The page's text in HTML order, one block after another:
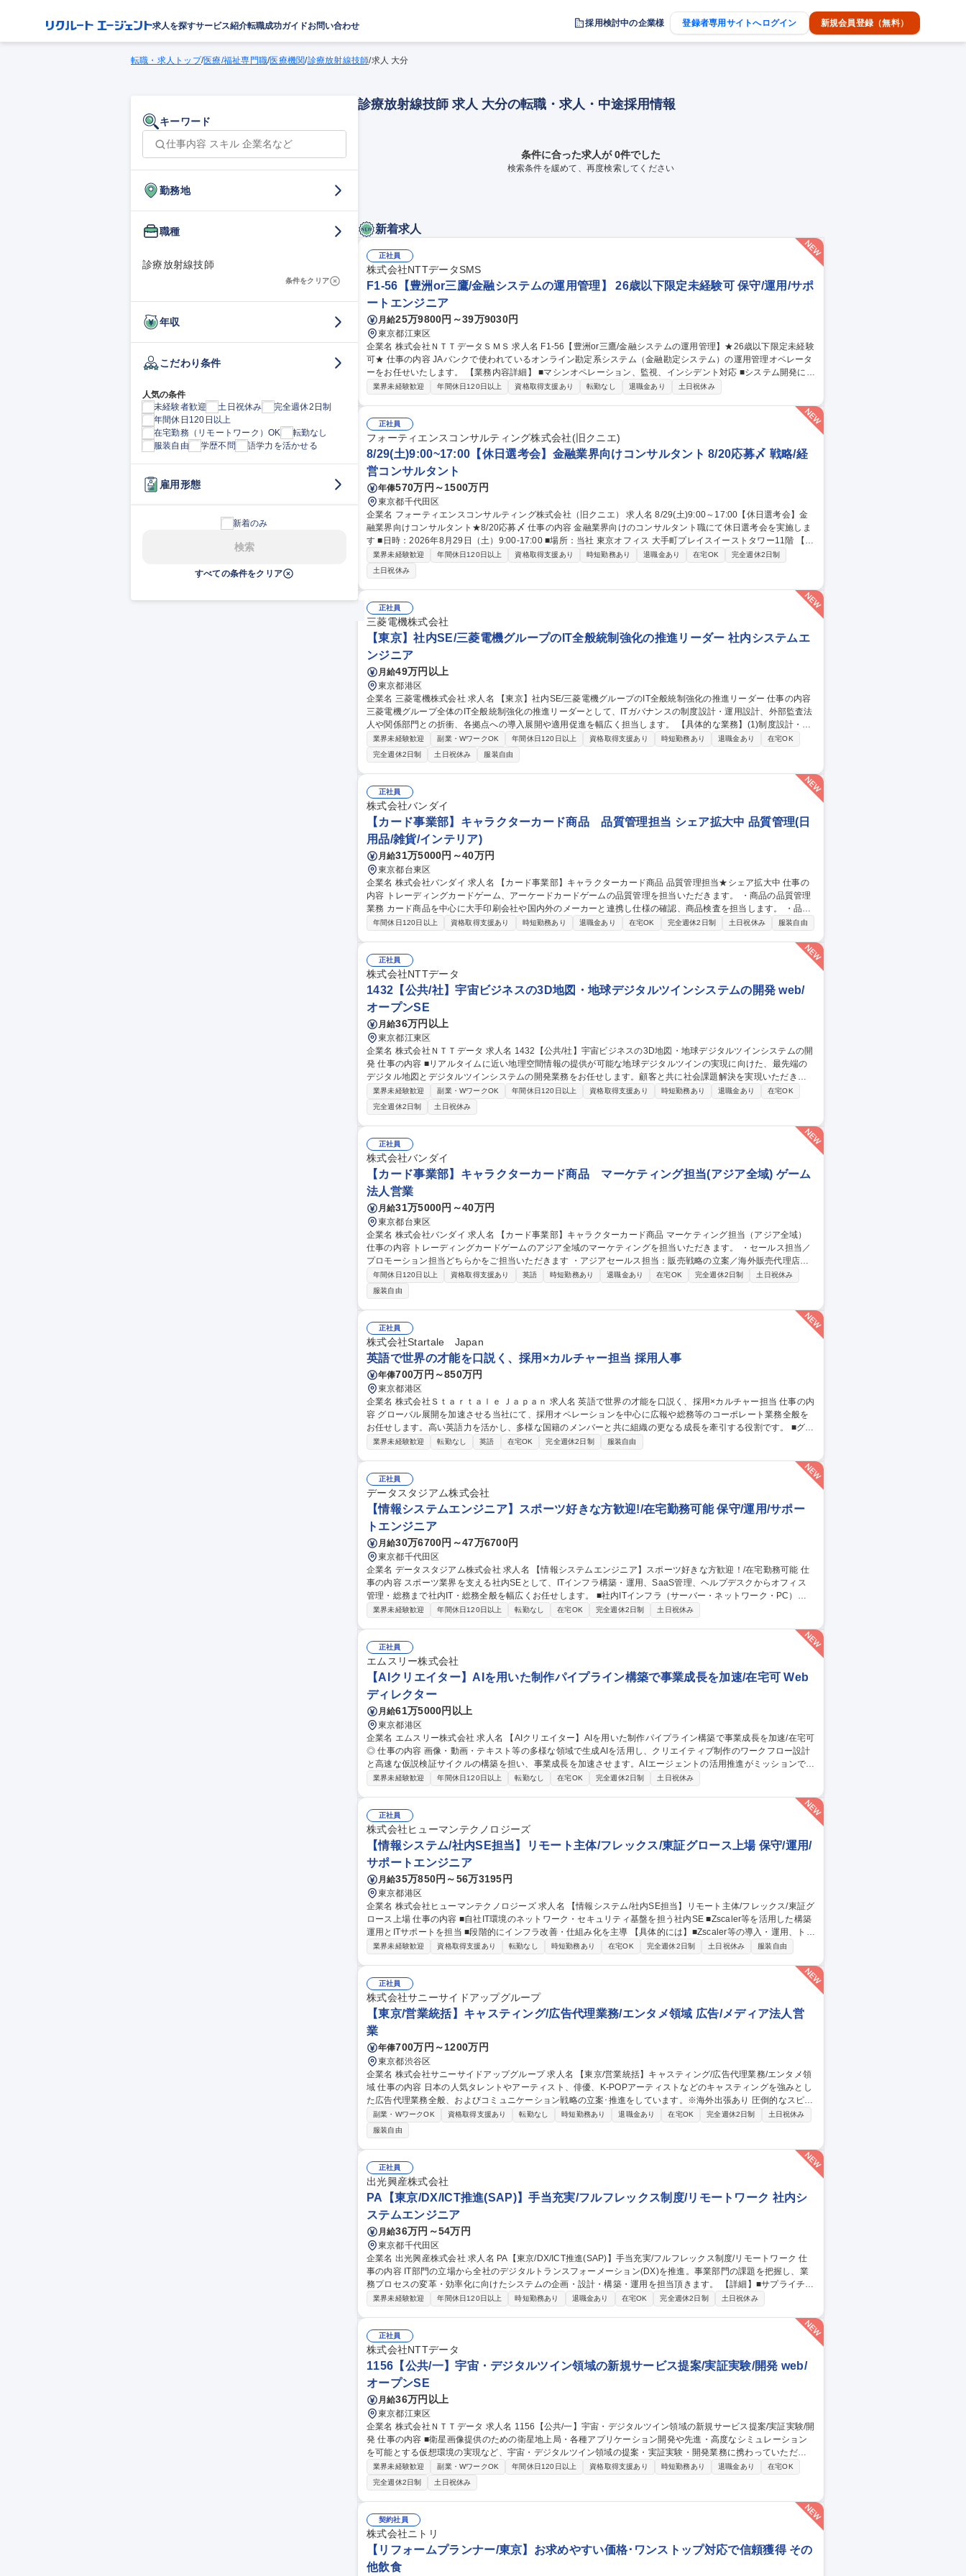
求人を探すサービス紹介転職成功ガイドお問い合わせ 採用検討中の企業様 登録者専用サイトへログイン 新規会員登録（無料）
転職・求人トップ/医療/福祉専門職/医療機関/診療放射線技師/求人 大分
キーワード
勤務地
職種
診療放射線技師
条件をクリア
年収
こだわり条件
人気の条件
未経験者歓迎
土日祝休み
完全週休2日制
年間休日120日以上
在宅勤務（リモートワーク）OK
転勤なし
服装自由
学歴不問 語学力を活かせる
雇用形態
新着のみ
検索
すべての条件をクリア
診療放射線技師 求人 大分の転職・求人・中途採用情報
条件に合った求人が 0件でした
検索条件を緩めて、再度検索してください
新着求人
正社員
株式会社NTTデータSMS
F1-56【豊洲or三鷹/金融システムの運用管理】 26歳以下限定未経験可 保守/運用/サポ
ートエンジニア
月給25万9800円～39万9030円
東京都江東区
企業名 株式会社ＮＴＴデータＳＭＳ 求人名 F1-56【豊洲or三鷹/金融システムの運用管理】★26歳以下限定未経験
可★ 仕事の内容 JAバンクで使われているオンライン勘定系システム（金融勘定システム）の運用管理オペレータ
ーをお任せいたします。 【業務内容詳細】 ■マシンオペレーション、監視、インシデント対応 ■システム開発に伴
う運用受け入れ推進 ■改善活動、各種報告書作成 【業務の魅力】 ITILに基づいた大規模金融システムの運用業務
業界未経験歓迎 年間休日120日以上 資格取得支援あり 転勤なし 退職金あり 土日祝休み
正社員
フォーティエンスコンサルティング株式会社(旧クニエ)
8/29(土)9:00~17:00【休日選考会】金融業界向けコンサルタント 8/20応募〆 戦略/経
営コンサルタント
年俸570万円～1500万円
東京都千代田区
企業名 フォーティエンスコンサルティング株式会社（旧クニエ） 求人名 8/29(土)9:00～17:00【休日選考会】金
融業界向けコンサルタント★8/20応募〆 仕事の内容 金融業界向けのコンサルタント職にて休日選考会を実施しま
す ■日時：2026年8月29日（土）9:00-17:00 ■場所：当社 東京オフィス 大手町プレイスイーストタワー11階 【当
日の流れ】※事前にWEBテストの受検をいただきます ・対面形式で面接を3回予定(不合格の場合、その時点でお
帰り頂きます） ・最終面接は別途実施いたします。当日中は内定のご提示まで至りません。（最終面接官は、役
員となります） ・持参いただきたいもの：PC・お食事 ・空き時間にはオフィスツアーも実施予定です。 募集職
種 8/29(土)9:00～17:00【休日選考会】金融業界向けコンサルタント★8/20応募〆
業界未経験歓迎 年間休日120日以上 資格取得支援あり 時短勤務あり 退職金あり 在宅OK
完全週休2日制
土日祝休み
正社員
三菱電機株式会社
【東京】社内SE/三菱電機グループのIT全般統制強化の推進リーダー 社内システムエ
ンジニア
月給49万円以上
東京都港区
企業名 三菱電機株式会社 求人名 【東京】社内SE/三菱電機グループのIT全般統制強化の推進リーダー 仕事の内容
三菱電機グループ全体のIT全般統制強化の推進リーダーとして、ITガバナンスの制度設計・運用設計、外部監査法
人や関係部門との折衝、各拠点への導入展開や適用促進を幅広く担当します。 【具体的な業務】(1)制度設計・運
用設計・展開計画の策定：統制に必要なルールの策定、管理ツールの企画・整備・グループ展開(2)外部・内部折
衝：外部監査法人や社内関係部門（監査部・財務統括部等）との調整・折衝(3)拠点への適用促進：各拠点を巡回
し、ルールの周知や適用促進・指導を推進★グループ全体のITガバナンス刷新の中核として専門性を発揮できる環
境です。 募集職種 【東京】社内SE/三菱電機グループのIT全般統制強化の推進リーダー
業界未経験歓迎 副業・WワークOK 年間休日120日以上 資格取得支援あり 時短勤務あり 退職金あり
在宅OK
完全週休2日制
土日祝休み 服装自由
正社員
株式会社バンダイ
【カード事業部】キャラクターカード商品 品質管理担当 シェア拡大中 品質管理(日
用品/雑貨/インテリア)
月給31万5000円～40万円
東京都台東区
企業名 株式会社バンダイ 求人名 【カード事業部】キャラクターカード商品 品質管理担当★シェア拡大中 仕事の
内容 トレーディングカードゲーム、アーケードカードゲームの品質管理を担当いただきます。 ・商品の品質管理
業務 カード商品を中心に大手印刷会社や国内外のメーカーと連携し仕様の確認、商品検査を担当します。 ・品質
向上、持続性向上に向けた各種取組み 募集職種 【カード事業部】キャラクターカード商品 品質管理担当★シェア
年間休日120日以上 資格取得支援あり 時短勤務あり 退職金あり 在宅OK 完全週休2日制 土日祝休み 服装自由
正社員
株式会社NTTデータ
1432【公共/社】宇宙ビジネスの3D地図・地球デジタルツインシステムの開発 web/
オープンSE
月給36万円以上
東京都江東区
企業名 株式会社ＮＴＴデータ 求人名 1432【公共/社】宇宙ビジネスの3D地図・地球デジタルツインシステムの開
発 仕事の内容 ■リアルタイムに近い地理空間情報の提供が可能な地球デジタルツインの実現に向けた、最先端の
デジタル地図とデジタルツインシステムの開発業務をお任せします。顧客と共に社会課題解決を実現いただきま
す。 【プロジェクト概要】 ◎3D地理空間情報プロダクト、サービスの開発 ◎地球デジタルツインシステム、サ
ービスの開発 【具体的には】◎プロダクト/システム/サービス開発等のプロジェクトマネジメント ◎プロダクト/
システム/ツール等の仕様検討、実現性検証、設計、開発、検証、運用 ◎プロジェクトパートナとの開発調整など
[AW3Dサービスの紹介] https://www.aw3d.jp/ 募集職種 1432【公共/社】宇宙ビジネスの3D地図・地球デジタルツ
インシステムの開発
業界未経験歓迎 副業・WワークOK 年間休日120日以上 資格取得支援あり 時短勤務あり 退職金あり
在宅OK
完全週休2日制
土日祝休み
正社員
株式会社バンダイ
【カード事業部】キャラクターカード商品 マーケティング担当(アジア全域) ゲーム
法人営業
月給31万5000円～40万円
東京都台東区
企業名 株式会社バンダイ 求人名 【カード事業部】キャラクターカード商品 マーケティング担当（アジア全域）
仕事の内容 トレーディングカードゲームのアジア全域のマーケティングを担当いただきます。 ・セールス担当／
プロモーション担当どちらかをご担当いただきます ・アジアセールス担当：販売戦略の立案／海外販売代理店に
向けた営業／各種分析 ・アジアプロモーション担当：プロモーション戦略の立案／実行／分析 募集職種 【カード
事業部】キャラクターカード商品 マーケティング担当（アジア全域）
年間休日120日以上 資格取得支援あり 英語 時短勤務あり 退職金あり 在宅OK 完全週休2日制
土日祝休み
服装自由
正社員
株式会社Startale Japan
英語で世界の才能を口説く、採用×カルチャー担当 採用人事
年俸700万円～850万円
東京都港区
企業名 株式会社Ｓｔａｒｔａｌｅ Ｊａｐａｎ 求人名 英語で世界の才能を口説く、採用×カルチャー担当 仕事の内
容 グローバル展開を加速させる当社にて、採用オペレーションを中心に広報や総務等のコーポレート業務全般を
お任せします。高い英語力を活かし、多様な国籍のメンバーと共に組織の更なる成長を牽引する役割です。 ■グロ
ーバル採用のリード（単独での英語面談実施・候補者対応・採用進捗管理） ■採用エージェントのマネジメント
の顔としての対応） ■全社ワーケーションのロジスティクス運営 ■組織開発・労務関連業務およびその他フェーズ
に応じた必要なコーポレート実務全般 【業務内容の変更範囲】当社の指定する業務 募集職種 英語で世界の才能を
口説く、採用×カルチャー担当
業界未経験歓迎 転勤なし 英語 在宅OK 完全週休2日制 服装自由
正社員
データスタジアム株式会社
【情報システムエンジニア】スポーツ好きな方歓迎!/在宅勤務可能 保守/運用/サポー
トエンジニア
月給30万6700円～47万6700円
東京都千代田区
企業名 データスタジアム株式会社 求人名 【情報システムエンジニア】スポーツ好きな方歓迎！/在宅勤務可能 仕
事の内容 スポーツ業界を支える社内SEとして、ITインフラ構築・運用、SaaS管理、ヘルプデスクからオフィス
管理・総務まで社内IT・総務全般を幅広くお任せします。 ■社内ITインフラ（サーバー・ネットワーク・PC）の
運用・保守・キッティング ■クラウド（SaaS型）業務システム・グループウェア・スマートデバイスの運用管理
迎！/在宅勤務可能
業界未経験歓迎 年間休日120日以上 転勤なし 在宅OK 完全週休2日制 土日祝休み
正社員
エムスリー株式会社
【AIクリエイター】AIを用いた制作パイプライン構築で事業成長を加速/在宅可 Web
ディレクター
月給61万5000円以上
東京都港区
企業名 エムスリー株式会社 求人名 【AIクリエイター】AIを用いた制作パイプライン構築で事業成長を加速/在宅可
◎ 仕事の内容 画像・動画・テキスト等の多様な領域で生成AIを活用し、クリエイティブ制作のワークフロー設計
と高速な仮説検証サイクルの構築を担い、事業成長を加速させます。AIエージェントの活用推進がミッションで
す。 医療プラットフォームにおけるクリエイティブ制作を、AIを活用して変革します。 ■AIエージェントを活用
進・新ツールの検証 ■事業成果最大化のための仮説検証と改善施策 API連携やバッチ自動化等を用い、ゼロからの
仕組み化を牽引いただきます。 募集職種 【AIクリエイター】AIを用いた制作パイプライン構築で事業成長を加速/
在宅可◎
業界未経験歓迎 年間休日120日以上 転勤なし 在宅OK 完全週休2日制 土日祝休み
正社員
株式会社ヒューマンテクノロジーズ
【情報システム/社内SE担当】リモート主体/フレックス/東証グロース上場 保守/運用/
サポートエンジニア
月給35万850円～56万3195円
東京都港区
企業名 株式会社ヒューマンテクノロジーズ 求人名 【情報システム/社内SE担当】リモート主体/フレックス/東証グ
ロース上場 仕事の内容 ■自社IT環境のネットワーク・セキュリティ基盤を担う社内SE ■Zscaler等を活用した構築
運用とITサポートを担当 ■段階的にインフラ改善・仕組み化を主導 【具体的には】■Zscaler等の導入・運用、トラ
ブル対応 ■VPN設計運用、構成図整備 ■Entra ID等による認証基盤最適化 ■社内SaaSのアカウント管理・権限統制
業界未経験歓迎 資格取得支援あり 転勤なし 時短勤務あり 在宅OK 完全週休2日制 土日祝休み 服装自由
正社員
株式会社サニーサイドアップグループ
【東京/営業統括】キャスティング/広告代理業務/エンタメ領域 広告/メディア法人営
業
年俸700万円～1200万円
東京都渋谷区
企業名 株式会社サニーサイドアップグループ 求人名 【東京/営業統括】キャスティング/広告代理業務/エンタメ領
域 仕事の内容 日本の人気タレントやアーティスト、俳優、K-POPアーティストなどのキャスティングを強みとし
た広告代理業務全般、およびコミュニケーション戦略の立案･推進をしています。※海外出張あり 圧倒的なスピー
ドと実現力で、トレンドからなる“驚き”と“発見" に満ちた「コンテンツ」、活きた「キャスティング」を開発し、
即決に繋がる「仕掛け」づくりで、オンリーワンの企画を実現します。 【詳細】■キャスティング、プロモーショ
ンなどに関わるプロジェクトの企画・進行・ディレクション ■予算、スケジュール管理 ■クライアント対応 ■プロ
ジェクト全体のマネジメント 募集職種 【東京/営業統括】キャスティング/広告代理業務/エンタメ領域
副業・WワークOK 資格取得支援あり 転勤なし 時短勤務あり 退職金あり 在宅OK 完全週休2日制
土日祝休み
服装自由
正社員
出光興産株式会社
PA【東京/DX/ICT推進(SAP)】手当充実/フルフレックス制度/リモートワーク 社内シ
ステムエンジニア
月給36万円～54万円
東京都千代田区
企業名 出光興産株式会社 求人名 PA【東京/DX/ICT推進(SAP)】手当充実/フルフレックス制度/リモートワーク 仕
事の内容 IT部門の立場から全社のデジタルトランスフォーメーション(DX)を推進。事業部門の課題を把握し、業
務プロセスの変革・効率化に向けたシステムの企画・設計・構築・運用を担当頂きます。 【詳細】■サプライチェ
ーンのシステム改革(燃料油領域)■ERPシステムの機能疎結合化■統合データ分析基盤の設計・構築■生成AIやロー
の要件整理から最新技術(生成AI+RAG環境等)を活用した構築まで一貫して携込めます。事業と密接に連携しなが
ら成果を実感できる魅力的な環境です。 募集職種 PA【東京/DX/ICT推進(SAP)】手当充実/フルフレックス制度/リ
モートワーク
業界未経験歓迎 年間休日120日以上 時短勤務あり 退職金あり 在宅OK 完全週休2日制 土日祝休み
正社員
株式会社NTTデータ
1156【公共/一】宇宙・デジタルツイン領域の新規サービス提案/実証実験/開発 web/
オープンSE
月給36万円以上
東京都江東区
企業名 株式会社ＮＴＴデータ 求人名 1156【公共/一】宇宙・デジタルツイン領域の新規サービス提案/実証実験/開
発 仕事の内容 ■衛星画像提供のための衛星地上局・各種アプリケーション開発や先進・高度なシミュレーション
を可能とする仮想環境の実現など、宇宙・デジタルツイン領域の提案・実証実験・開発業務に携わっていただき
ます。 【具体的には】Foresight・先見性の視点を重視し、NTTグループ及び米国企業等の世界最先端技術・ノウ
ハウを有する企業との連携を積極的に進め、革新的なシステム・サービスを追求しております。所属するグルー
プは、リーダー・社員・協力会社含めて約50名程度の体制となります。 【案件例】衛星画像提供のためのシステ
ム、先進・高度なシミュレーションを可能とする仮想環境の実現等の宇宙・デジタルツイン領域のシステムなど
募集職種 1156【公共/一】宇宙・デジタルツイン領域の新規サービス提案/実証実験/開発
業界未経験歓迎 副業・WワークOK 年間休日120日以上 資格取得支援あり 時短勤務あり 退職金あり
在宅OK
完全週休2日制
土日祝休み
契約社員
株式会社ニトリ
【リフォームプランナー/東京】お求めやすい価格･ワンストップ対応で信頼獲得 その
他飲食